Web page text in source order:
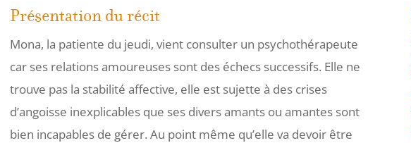
Présentation du récit
Mona, la patiente du jeudi, vient consulter un psychothérapeute
car ses relations amoureuses sont des échecs successifs. Elle ne
trouve pas la stabilité affective, elle est sujette à des crises
d’angoisse inexplicables que ses divers amants ou amantes sont
bien incapables de gérer. Au point même qu’elle va devoir être